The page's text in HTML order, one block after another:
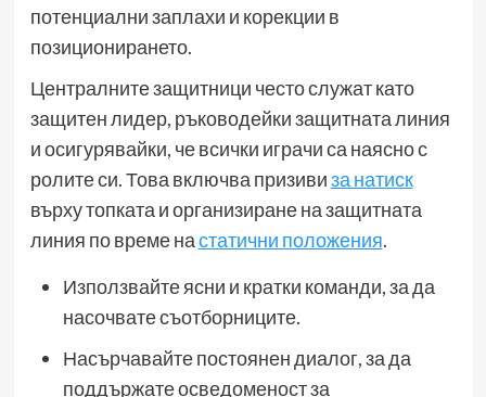
потенциални заплахи и корекции в
позиционирането.
Централните защитници често служат като
защитен лидер, ръководейки защитната линия
и осигурявайки, че всички играчи са наясно с
ролите си. Това включва призивиза натиск
върху топката и организиране на защитната
линия по време настатични положения.
Използвайте ясни и кратки команди, за да
насочвате съотборниците.
Насърчавайте постоянен диалог, за да
поддържате осведоменост за